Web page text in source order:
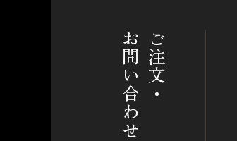
ご注文・
お問い合わせ